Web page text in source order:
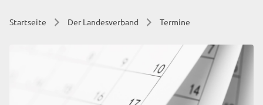
Startseite Der Landesverband Termine